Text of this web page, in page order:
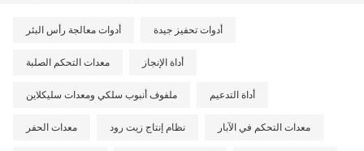
أدوات معالجة رأس البئر أدوات تحفيز جيدة
معدات التحكم الصلبة أداة الإنجاز
ملفوف أنبوب سلكي ومعدات سليكلاين أداة التدعيم
معدات الحفر نظام إنتاج زيت رود معدات التحكم في الآبار